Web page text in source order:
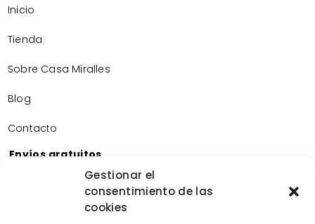
Gestionar el
consentimiento de las
cookies
Inicio
Tienda
Sobre Casa Miralles
Blog
Contacto
Envíos gratuitos
Envíos gratuitos por la compra de más de 60€.
Devoluciones gratuitas
Devoluciones gratuitas en nuestra tienda física.